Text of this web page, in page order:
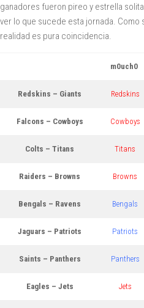
ganadores fueron pireo y estrella
ver lo que sucede esta jornada.
realidad es pura coincidencia.
m0uch0
Redskins – Giants Redskins
Falcons – Cowboys Cowboys
Colts – Titans Titans
Raiders – Browns Browns
Bengals – Ravens Bengals
Jaguars – Patriots Patriots
Saints – Panthers Panthers
Eagles – Jets Jets